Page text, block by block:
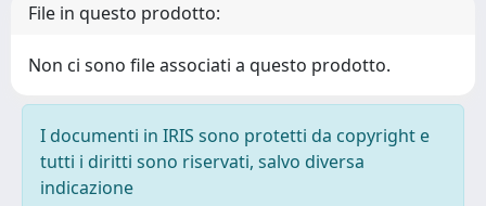
File in questo prodotto:
Non ci sono file associati a questo prodotto.
I documenti in IRIS sono protetti da copyright e
tutti i diritti sono riservati, salvo diversa
indicazione